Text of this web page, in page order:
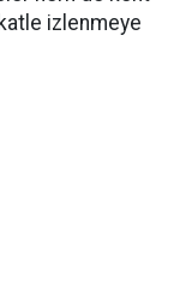
izlenmeye